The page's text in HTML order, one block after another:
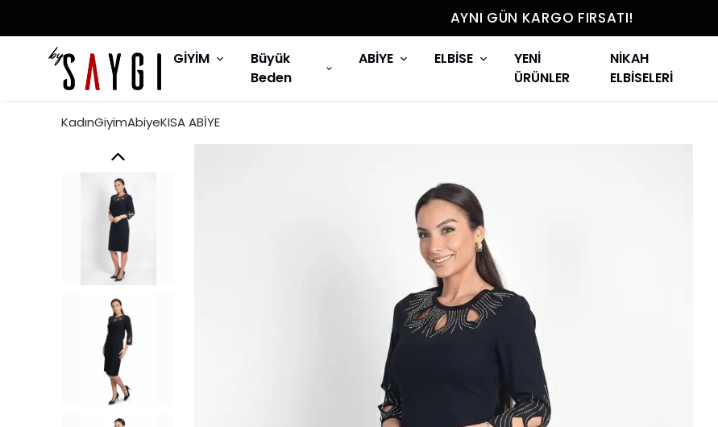
AYNI GÜN KARGO FIRSATI!
GİYİM
Büyük
Beden
ABİYE ELBİSE
YENİ
ÜRÜNLER
NİKAH
ELBİSELERİ
KadınGiyimAbiyeKISA ABİYE